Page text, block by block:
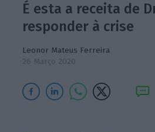
É esta a receita de
responder à crise
Leonor Mateus Ferreira
26 Março 2020